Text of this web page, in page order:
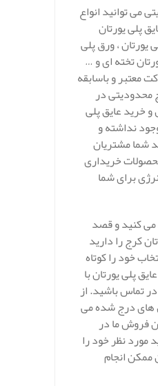
می توانید انواع
پلی یورتان
، ورق پلی
تخته ای و …
معتبر و باسابقه
محدودیتی در
خرید عایق پلی
نداشته و
شما مشتریان
خریداری
برای شما
کنید و قصد
کرج را دارید
خود را کوتاه
پلی یورتان با
تماس باشید. از
های درج شده می
فروش ما در
مورد نظر خود را
ممکن انجام